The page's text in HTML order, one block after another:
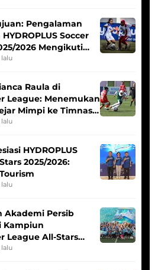
Pengalaman
Soccer
2026 Mengikuti
Putri
Raula di
League: Menemukan
Mimpi ke Timnas
HYDROPLUS
2025/2026:
Akademi Persib
Kampiun
League All-Stars